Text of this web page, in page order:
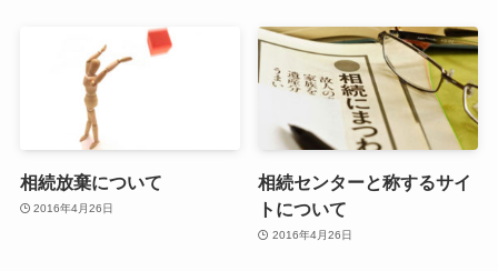
相続放棄について
2016年4月26日
相続センターと称するサイ
トについて
2016年4月26日